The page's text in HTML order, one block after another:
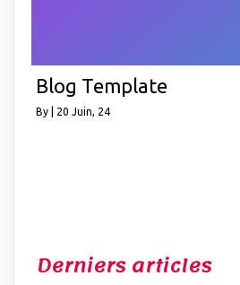
Blog Template
By 20 Juin, 24
Derniers articles